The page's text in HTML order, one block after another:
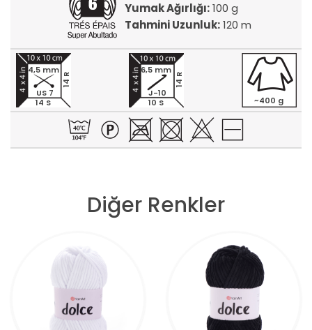
Yumak Ağırlığı:100 g
Tahmini Uzunluk:120 m
14 S
14 R
4,5 mm
US 7
10 S
14 R
6,5 mm
J-10
~400 g
Diğer Renkler